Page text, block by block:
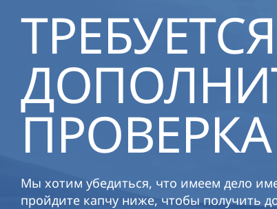
ТРЕБУЕТСЯ
ПРОВЕРКА
Мы хотим убедиться, что имеем дело
пройдите капчу ниже, чтобы получить